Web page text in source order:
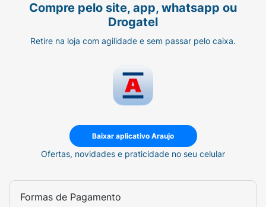
Compre pelo site, app, whatsapp ou
Drogatel
Retire na loja com agilidade e sem passar pelo caixa.
Baixar aplicativo Araujo
Ofertas, novidades e praticidade no seu celular
Formas de Pagamento